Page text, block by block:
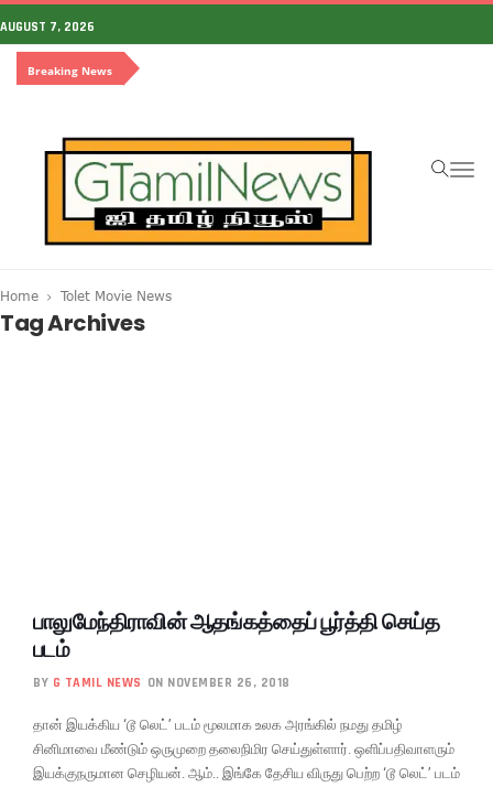
AUGUST 7, 2026
Breaking News
Home Tolet Movie News
Tag Archives
பாலுமேந்திராவின் ஆதங்கத்தைப் பூர்த்தி செய்த
படம்
BY G TAMIL NEWS ON NOVEMBER 26, 2018
தான் இயக்கிய ‘டூ லெட்’ படம் மூலமாக உலக அரங்கில் நமது தமிழ்
சினிமாவை மீண்டும் ஒருமுறை தலைநிமிர செய்துள்ளார். ஒளிப்பதிவாளரும்
இயக்குநருமான செழியன். ஆம்.. இங்கே தேசிய விருது பெற்ற ‘டூ லெட்’ படம்